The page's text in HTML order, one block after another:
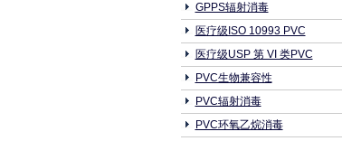
GPPS辐射消毒
医疗级ISO 10993 PVC
医疗级USP 第 VI 类PVC
PVC生物兼容性
PVC辐射消毒
PVC环氧乙烷消毒